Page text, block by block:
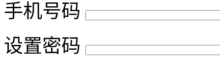
手机号码
设置密码